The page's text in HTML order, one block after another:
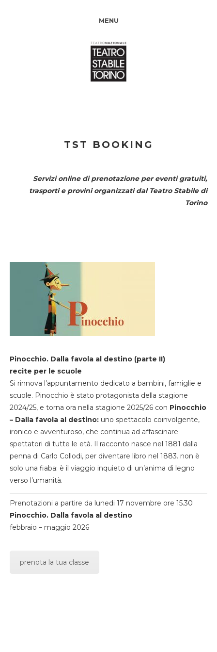
MENU
TST BOOKING
Servizi online di prenotazione per eventi gratuiti,
trasporti e provini organizzati dal Teatro Stabile di
Torino
Pinocchio. Dalla favola al destino (parte II)
recite per le scuole
Si rinnova l’appuntamento dedicato a bambini, famiglie e
scuole. Pinocchio è stato protagonista della stagione
2024/25, e torna ora nella stagione 2025/26 con Pinocchio
– Dalla favola al destino: uno spettacolo coinvolgente,
ironico e avventuroso, che continua ad affascinare
spettatori di tutte le età. Il racconto nasce nel 1881 dalla
penna di Carlo Collodi, per diventare libro nel 1883. non è
solo una fiaba: è il viaggio inquieto di un’anima di legno
verso l’umanità.
Prenotazioni a partire da lunedi 17 novembre ore 15.30
Pinocchio. Dalla favola al destino
febbraio – maggio 2026
prenota la tua classe